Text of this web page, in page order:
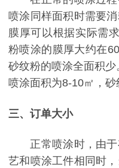
喷涂同样面积时需要
膜厚可以根据实际需
粉喷涂的膜厚大约在
砂纹粉的喷涂全面积
喷涂面积为8-10㎡，砂
三、订单大小
正常喷涂时，由
艺和喷涂工件相同时